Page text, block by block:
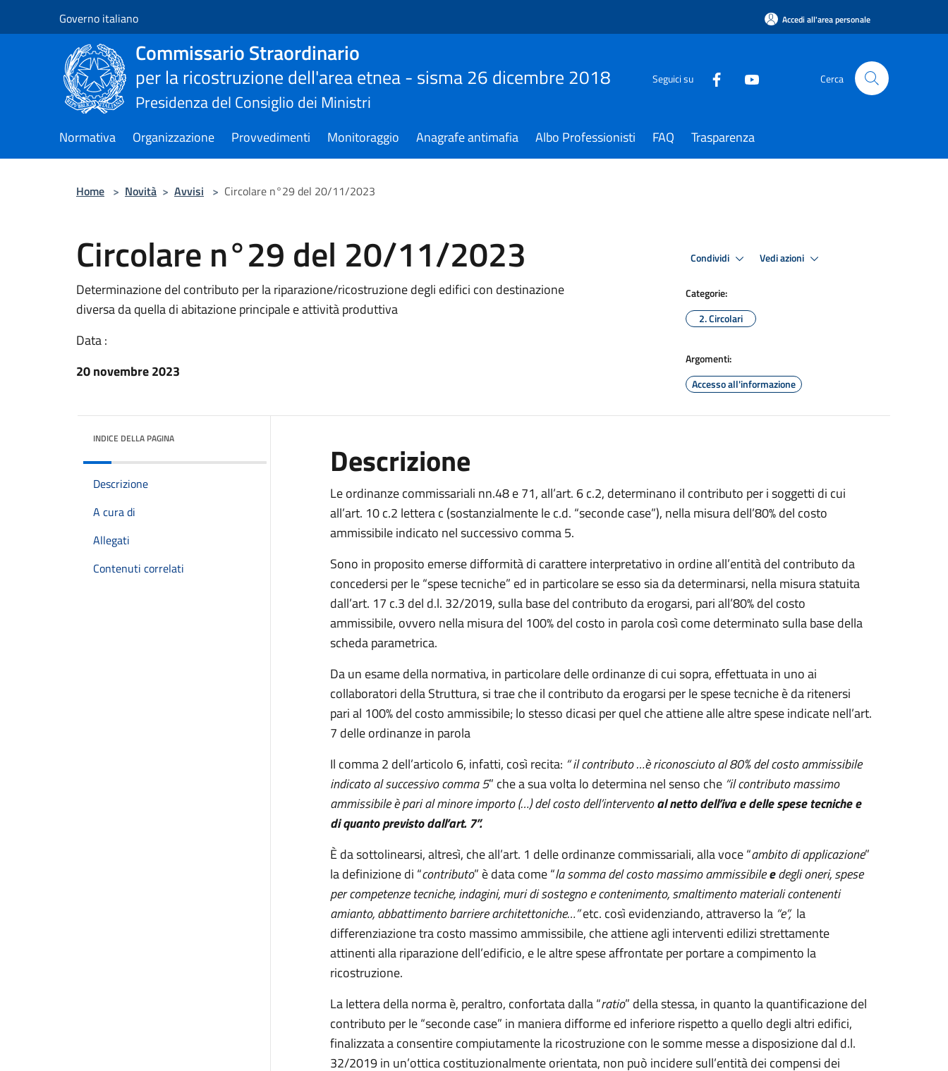
Governo italiano Accedi all'area personale
Commissario Straordinario
per la ricostruzione dell'area etnea - sisma 26 dicembre 2018
Presidenza del Consiglio dei Ministri
Seguici su Cerca
Normativa Organizzazione Provvedimenti Monitoraggio Anagrafe antimafia Albo Professionisti FAQ Trasparenza
Home > Novità > Avvisi > Circolare n°29 del 20/11/2023
Circolare n°29 del 20/11/2023
Determinazione del contributo per la riparazione/ricostruzione degli edifici con destinazione
diversa da quella di abitazione principale e attività produttiva
Data :
20 novembre 2023
Condividi Vedi azioni
Categorie:
2. Circolari
Argomenti:
Accesso all'informazione
INDICE DELLA PAGINA
Descrizione
A cura di
Allegati
Contenuti correlati
Descrizione
Le ordinanze commissariali nn.48 e 71, all’art. 6 c.2, determinano il contributo per i soggetti di cui
all’art. 10 c.2 lettera c (sostanzialmente le c.d. “seconde case”), nella misura dell’80% del costo
ammissibile indicato nel successivo comma 5.
Sono in proposito emerse difformità di carattere interpretativo in ordine all’entità del contributo da
concedersi per le “spese tecniche” ed in particolare se esso sia da determinarsi, nella misura statuita
dall’art. 17 c.3 del d.l. 32/2019, sulla base del contributo da erogarsi, pari all’80% del costo
ammissibile, ovvero nella misura del 100% del costo in parola così come determinato sulla base della
scheda parametrica.
Da un esame della normativa, in particolare delle ordinanze di cui sopra, effettuata in uno ai
collaboratori della Struttura, si trae che il contributo da erogarsi per le spese tecniche è da ritenersi
pari al 100% del costo ammissibile; lo stesso dicasi per quel che attiene alle altre spese indicate nell’art.
7 delle ordinanze in parola
Il comma 2 dell’articolo 6, infatti, così recita: “ il contributo …è riconosciuto al 80% del costo ammissibile
indicato al successivo comma 5” che a sua volta lo determina nel senso che“il contributo massimo
ammissibile è pari al minore importo (…) del costo dell’interventoal netto dell’iva e delle spese tecniche e
di quanto previsto dall’art. 7”.
È da sottolinearsi, altresì, che all’art. 1 delle ordinanze commissariali, alla voce “ambito di applicazione”
la definizione di “contributo” è data come “la somma del costo massimo ammissibileedegli oneri, spese
per competenze tecniche, indagini, muri di sostegno e contenimento, smaltimento materiali contenenti
amianto, abbattimento barriere architettoniche…”etc. così evidenziando, attraverso la “e”, la
differenziazione tra costo massimo ammissibile, che attiene agli interventi edilizi strettamente
attinenti alla riparazione dell’edificio, e le altre spese affrontate per portare a compimento la
ricostruzione.
La lettera della norma è, peraltro, confortata dalla “ratio” della stessa, in quanto la quantificazione del
contributo per le “seconde case” in maniera difforme ed inferiore rispetto a quello degli altri edifici,
finalizzata a consentire compiutamente la ricostruzione con le somme messe a disposizione dal d.l.
32/2019 in un’ottica costituzionalmente orientata, non può incidere sull’entità dei compensi dei